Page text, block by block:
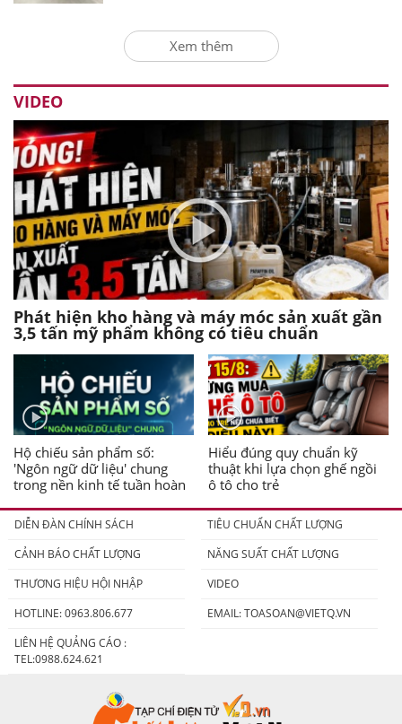
Xem thêm
VIDEO
Phát hiện kho hàng và máy móc sản xuất gần
3,5 tấn mỹ phẩm không có tiêu chuẩn
Hộ chiếu sản phẩm số:
'Ngôn ngữ dữ liệu' chung
trong nền kinh tế tuần hoàn
Hiểu đúng quy chuẩn kỹ
thuật khi lựa chọn ghế ngồi
ô tô cho trẻ
DIỄN ĐÀN CHÍNH SÁCH
TIÊU CHUẨN CHẤT LƯỢNG
CẢNH BÁO CHẤT LƯỢNG
NĂNG SUẤT CHẤT LƯỢNG
THƯƠNG HIỆU HỘI NHẬP
VIDEO
HOTLINE: 0963.806.677
EMAIL:TOASOAN@VIETQ.VN
LIÊN HỆ QUẢNG CÁO :
TEL:0988.624.621